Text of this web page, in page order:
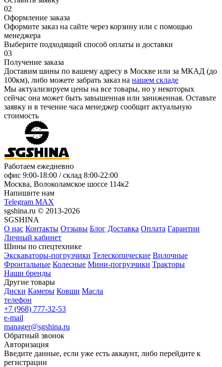
02
Оформление заказа
Оформите заказ на сайте через корзину или с помощью
менеджера
Выберите подходящий способ оплаты и доставки
03
Получение заказа
Доставим шины по вашему адресу в Москве или за МКАД (до
100км), либо можете забрать заказ на нашем складе
Мы актуализируем цены на все товары, но у некоторых
сейчас она может быть завышенная или заниженная. Оставьте
заявку и в течение часа менеджер сообщит актуальную
стоимость
Работаем ежедневно
офис 9:00-18:00 / склад 8:00-22:00
Москва, Волоколамское шоссе 114к2
Напишите нам
Telegram MAX
sgshina.ru © 2013-2026
SGSHINA
О нас Контакты Отзывы Блог Доставка Оплата Гарантии
Личный кабинет
Шины по спецтехнике
Экскаваторы-погрузчики Телескопические Вилочные
Фронтальные Колесные Мини-погрузчики Тракторы
Наши бренды
Другие товары
Диски Камеры Ковши Масла
телефон
+7 (968) 777-32-53
e-mail
manager@sgshina.ru
Обратный звонок
Авторизация
Введите данные, если уже есть аккаунт, либо перейдите к
регистрации